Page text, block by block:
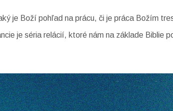
je Boží pohľad na prácu, či je práca Božím
je séria relácií, ktoré nám na základe Biblie